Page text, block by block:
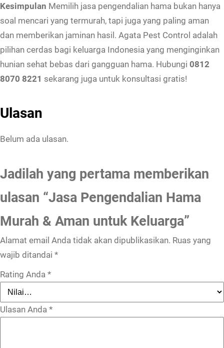
Kesimpulan Memilih jasa pengendalian hama bukan hanya
soal mencari yang termurah, tapi juga yang paling aman
dan memberikan jaminan hasil. Agata Pest Control adalah
pilihan cerdas bagi keluarga Indonesia yang menginginkan
hunian sehat bebas dari gangguan hama. Hubungi 0812
8070 8221 sekarang juga untuk konsultasi gratis!
Ulasan
Belum ada ulasan.
Jadilah yang pertama memberikan
ulasan “Jasa Pengendalian Hama
Murah & Aman untuk Keluarga”
Alamat email Anda tidak akan dipublikasikan. Ruas yang
wajib ditandai *
Rating Anda *
Ulasan Anda *